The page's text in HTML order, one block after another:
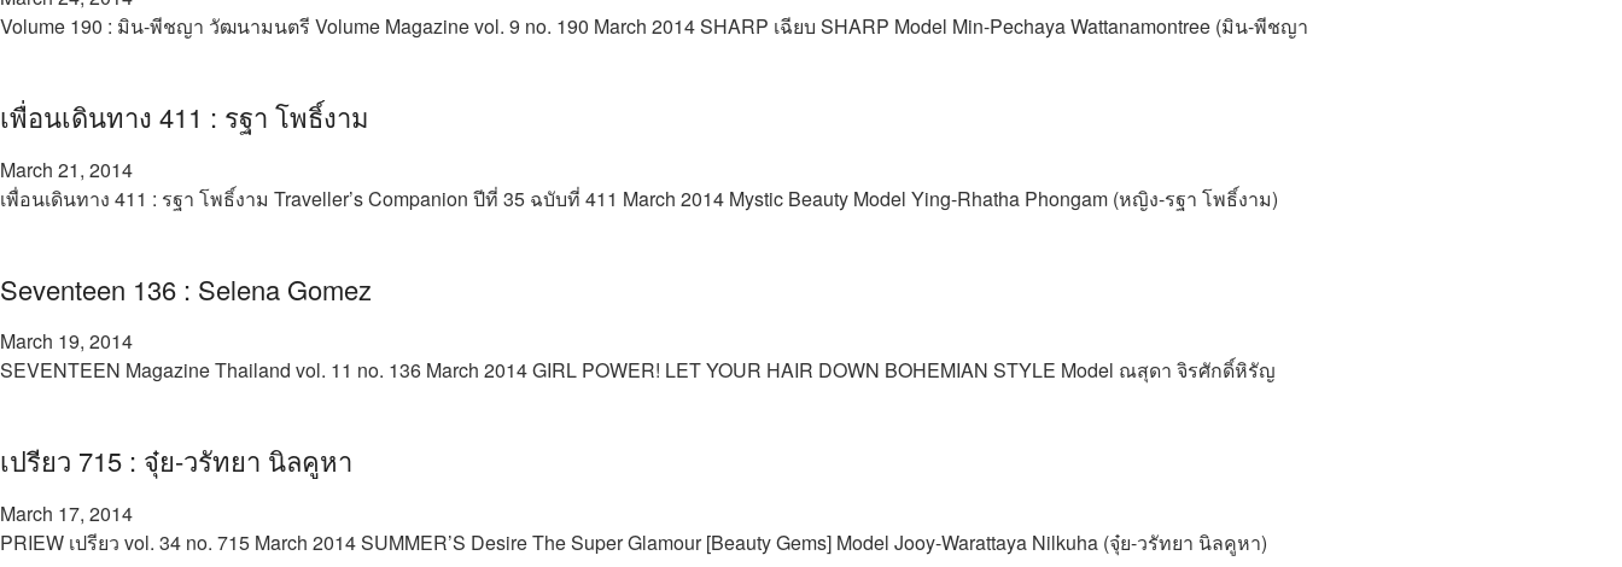
Volume 190 : มิน-พีชญา วัฒนามนตรี Volume Magazine vol. 9 no. 190 March 2014 SHARP เฉียบ SHARP Model Min-Pechaya Wattanamontree (มิน-พีชญา
เพื่อนเดินทาง 411 : รฐา โพธิ์งาม
March 21, 2014
เพื่อนเดินทาง 411 : รฐา โพธิ์งาม Traveller’s Companion ปีที่ 35 ฉบับที่ 411 March 2014 Mystic Beauty Model Ying-Rhatha Phongam (หญิง-รฐา โพธิ์งาม)
Seventeen 136 : Selena Gomez
March 19, 2014
SEVENTEEN Magazine Thailand vol. 11 no. 136 March 2014 GIRL POWER! LET YOUR HAIR DOWN BOHEMIAN STYLE Model ณสุดา จิรศักดิ์หิรัญ
เปรียว 715 : จุ๋ย-วรัทยา นิลคูหา
March 17, 2014
PRIEW เปรียว vol. 34 no. 715 March 2014 SUMMER’S Desire The Super Glamour [Beauty Gems] Model Jooy-Warattaya Nilkuha (จุ๋ย-วรัทยา นิลคูหา)